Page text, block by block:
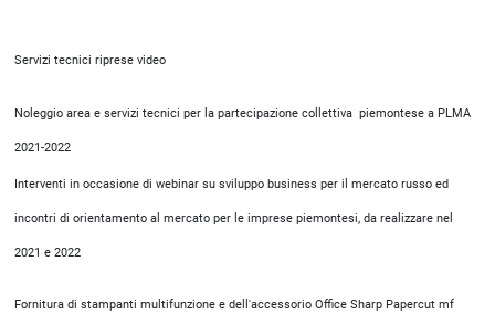
Servizi tecnici riprese video
Noleggio area e servizi tecnici per la partecipazione collettiva piemontese a PLMA
2021-2022
Interventi in occasione di webinar su sviluppo business per il mercato russo ed
incontri di orientamento al mercato per le imprese piemontesi, da realizzare nel
2021 e 2022
Fornitura di stampanti multifunzione e dell'accessorio Office Sharp Papercut mf